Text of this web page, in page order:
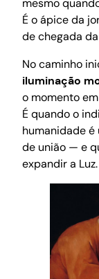
mesmo
É o ápice da
de chegada
No caminho
iluminação
o momento
É quando o
humanidade
de união — e
expandir a Luz.